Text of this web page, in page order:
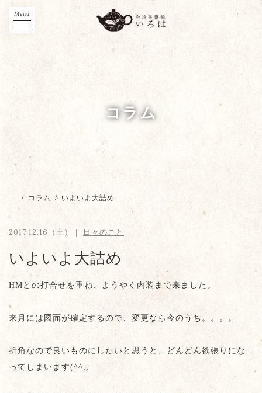
Menu
コラム
/ コラム / いよいよ大詰め
2017.12.16（土）｜ 日々のこと
いよいよ大詰め
HMとの打合せを重ね、ようやく内装まで来ました。
来月には図面が確定するので、変更なら今のうち。。。。
折角なので良いものにしたいと思うと、どんどん欲張りにな
ってしまいます(^^;;